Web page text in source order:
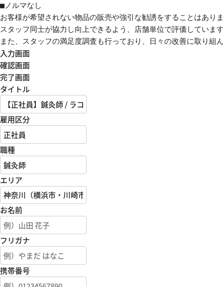
■ノルマなし
お客様が希望されない物品の販売や強引な勧誘をすることはあり
スタッフ同士が協力し向上できるよう、店舗単位で評価していま
また、スタッフの満足度調査も行っており、日々の改善に取り組
入力画面
確認画面
完了画面
タイトル
雇用区分
職種
エリア
お名前
フリガナ
携帯番号